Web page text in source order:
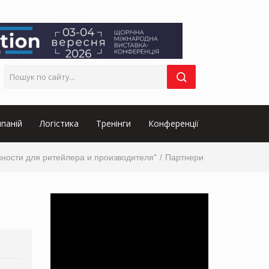
Логістика Тренінги Конференції
для ритейлера и производителя" Партнери